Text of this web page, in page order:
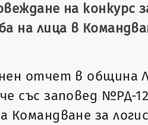
на конкурс
на лица в
отчет в община
със заповед №РД-
Командване за